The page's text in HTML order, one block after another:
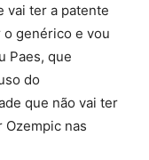
vai ter a patente
genérico e vou
Paes, que
do
que não vai ter
Ozempic nas